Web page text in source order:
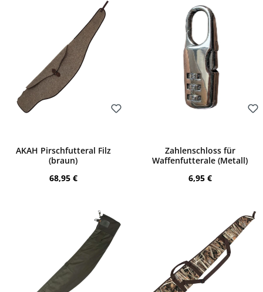
AKAH Pirschfutteral Filz
(braun)
Regulärer Preis:
68,95 €
Zahlenschloss für
Waffenfutterale (Metall)
Regulärer Preis:
6,95 €